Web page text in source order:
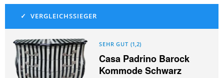
SEHR GUT (1,2)
Casa Padrino Barock
Kommode Schwarz